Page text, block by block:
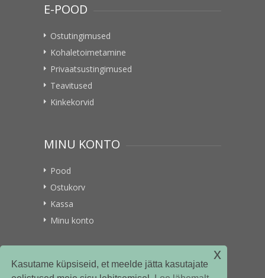
Kasutame küpsiseid, et meelde jätta kasutajate
x
E-POOD
Ostutingimused
Kohaletoimetamine
Privaatsustingimused
Teavitused
Kinkekorvid
MINU KONTO
Pood
Ostukorv
Kassa
Minu konto
VITAMIINIKULLER.EE